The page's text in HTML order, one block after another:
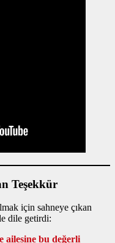
Teşekkür
için sahneye çıkan
dile getirdi:
ailesine bu değerli